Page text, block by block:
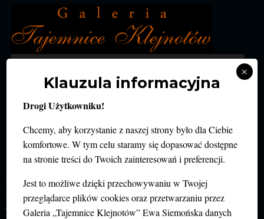
KAMIENIE SZLACHETNE I
Terminem „kamienie szlachetne” określa się w
gemmologii rzadkie minerały i niektóre substancje
organiczne (bursztyn, perła), które posiadają
właściwości pożądane z punktu widzenia jubilerstwa
Klauzula informacyjna
Drogi Użytkowniku!
Chcemy, aby korzystanie z naszej strony było dla Ciebie
komfortowe. W tym celu staramy się dopasować dostępne
na stronie treści do Twoich zainteresowań i preferencji.
Jest to możliwe dzięki przechowywaniu w Twojej
przeglądarce plików cookies oraz przetwarzaniu przez
Galeria „Tajemnice Klejnotów” Ewa Siemońska danych
×